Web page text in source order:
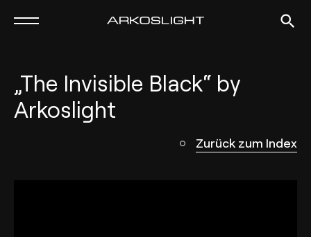
„The Invisible Black“ by
Arkoslight
Zurück zum Index